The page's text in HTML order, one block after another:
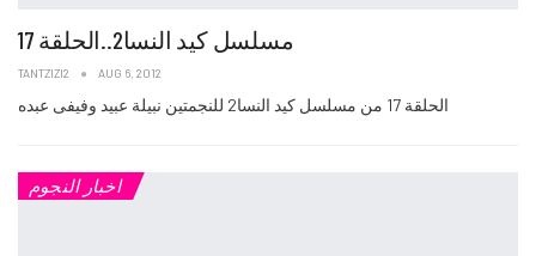
مسلسل كيد النسا2..الحلقة 17
TANTZIZI2 AUG 6, 2012
الحلقة 17 من مسلسل كيد النسا2 للنجمتين نبيلة عبيد وفيفى عبده
اخبار النجوم